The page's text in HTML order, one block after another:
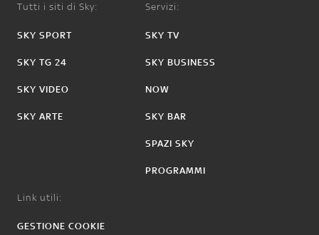
Tutti i siti di Sky:
SKY SPORT
SKY TG 24
SKY VIDEO
SKY ARTE
Servizi:
SKY TV
SKY BUSINESS
NOW
SKY BAR
SPAZI SKY
PROGRAMMI
Link utili:
GESTIONE COOKIE